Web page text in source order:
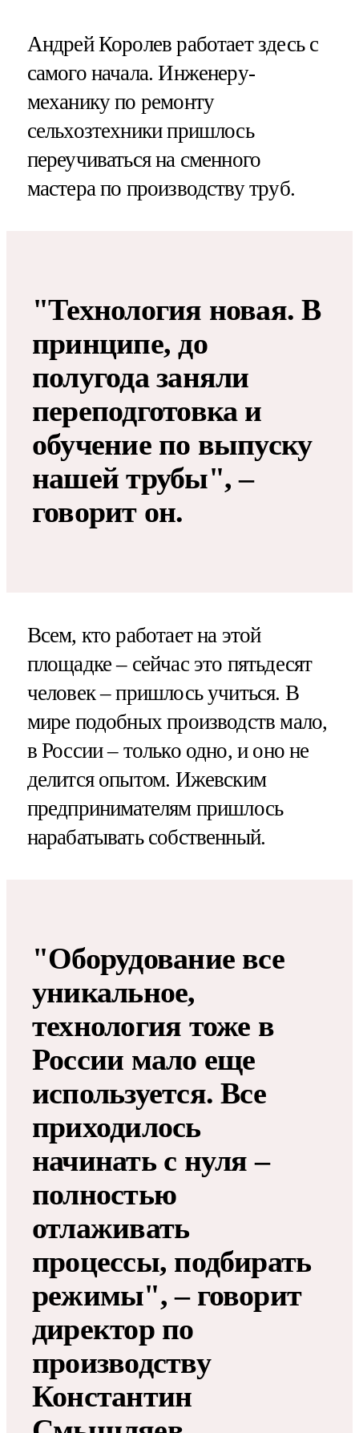
Андрей Королев работает здесь с
самого начала. Инженеру-
механику по ремонту
сельхозтехники пришлось
переучиваться на сменного
мастера по производству труб.
"Технология новая. В
принципе, до
полугода заняли
переподготовка и
обучение по выпуску
нашей трубы", –
говорит он.
Всем, кто работает на этой
площадке – сейчас это пятьдесят
человек – пришлось учиться. В
мире подобных производств мало,
в России – только одно, и оно не
делится опытом. Ижевским
предпринимателям пришлось
нарабатывать собственный.
"Оборудование все
уникальное,
технология тоже в
России мало еще
используется. Все
приходилось
начинать с нуля –
полностью
отлаживать
процессы, подбирать
режимы", – говорит
директор по
производству
Константин